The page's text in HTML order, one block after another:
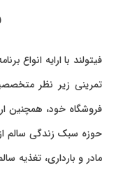
فیتولند با ارایه انواع
تمرینیزیر نظر
فروشگاه خود، همچنین
حوزه سبک زندگی سالم
مادر و بارداری، تغذیه